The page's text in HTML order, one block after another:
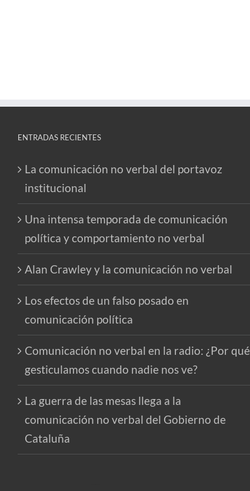
ENTRADAS RECIENTES
La comunicación no verbal del portavoz
institucional
Una intensa temporada de comunicación
política y comportamiento no verbal
Alan Crawley y la comunicación no verbal
Los efectos de un falso posado en
comunicación política
Comunicación no verbal en la radio: ¿Por qué
gesticulamos cuando nadie nos ve?
La guerra de las mesas llega a la
comunicación no verbal del Gobierno de
Cataluña